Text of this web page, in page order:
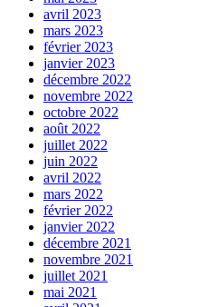
avril 2023
mars 2023
février 2023
janvier 2023
décembre 2022
novembre 2022
octobre 2022
août 2022
juillet 2022
juin 2022
avril 2022
mars 2022
février 2022
janvier 2022
décembre 2021
novembre 2021
juillet 2021
mai 2021